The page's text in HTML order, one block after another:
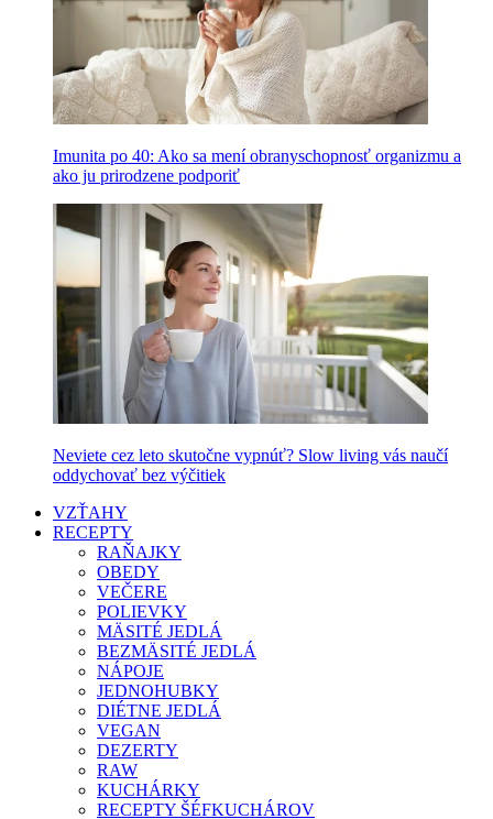
Imunita po 40: Ako sa mení obranyschopnosť organizmu a
ako ju prirodzene podporiť
Neviete cez leto skutočne vypnúť? Slow living vás naučí
oddychovať bez výčitiek
VZŤAHY
RECEPTY
RAŇAJKY
OBEDY
VEČERE
POLIEVKY
MÄSITÉ JEDLÁ
BEZMÄSITÉ JEDLÁ
NÁPOJE
JEDNOHUBKY
DIÉTNE JEDLÁ
VEGAN
DEZERTY
RAW
KUCHÁRKY
RECEPTY ŠÉFKUCHÁROV